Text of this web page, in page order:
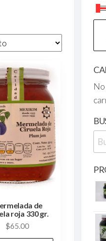
de
roja 330 gr.
$65.00